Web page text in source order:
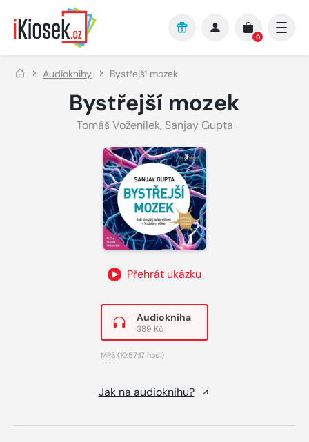
Přejít na hlavní obsah
0
Audioknihy Bystřejší mozek
Bystřejší mozek
Tomáš Voženílek, Sanjay Gupta
Přehrát ukázku
Audiokniha
389 Kč
MP3 (10:57:17 hod.)
Jak na audioknihu?